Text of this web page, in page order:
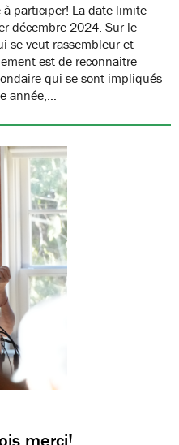
à participer! La date limite
décembre 2024. Sur le
se veut rassembleur et
est de reconnaitre
qui se sont impliqués
année,…
merci!